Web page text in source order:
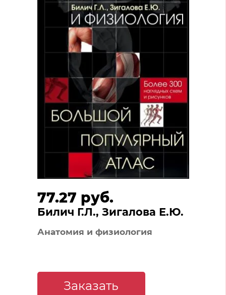
77.27 руб.
Билич Г.Л., Зигалова Е.Ю.
Анатомия и физиология
Заказать